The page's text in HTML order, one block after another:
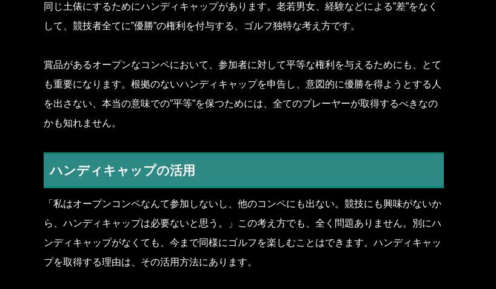
同じ土俵にするためにハンディキャップがあります。老若男女、経験などによる”差”をなく
して、競技者全てに”優勝”の権利を付与する、ゴルフ独特な考え方です。
賞品があるオープンなコンペにおいて、参加者に対して平等な権利を与えるためにも、とて
も重要になります。根拠のないハンディキャップを申告し、意図的に優勝を得ようとする人
を出さない、本当の意味での”平等”を保つためには、全てのプレーヤーが取得するべきなの
かも知れません。
ハンディキャップの活用
「私はオープンコンペなんて参加しないし、他のコンペにも出ない。競技にも興味がないか
ら、ハンディキャップは必要ないと思う。」この考え方でも、全く問題ありません。別にハ
ンディキャップがなくても、今まで同様にゴルフを楽しむことはできます。ハンディキャッ
プを取得する理由は、その活用方法にあります。